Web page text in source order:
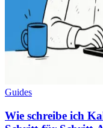
Guides
Wie schreibe ich